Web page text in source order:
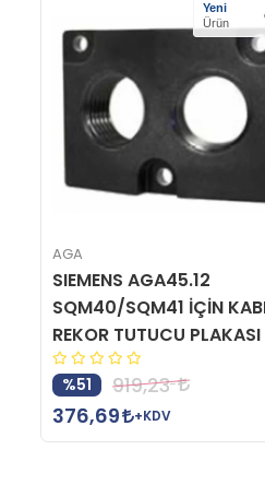
Yeni
Ürün
AGA
SIEMENS AGA45.12
SQM40/SQM41 İÇİN
REKOR TUTUCU PLAKASI
%51
919,23
376,69
+KDV